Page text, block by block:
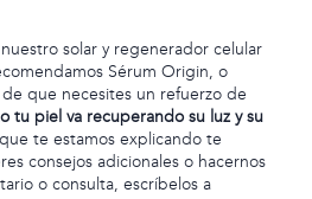
solar y regenerador celular
Sérum Origin, o
que necesites un refuerzo de
tu piel va recuperando su luz y su
te estamos explicando te
consejos adicionales o hacernos
o consulta, escríbelos a